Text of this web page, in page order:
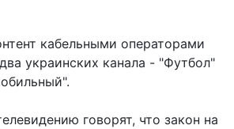
кабельными операторами
украинских канала - "Футбол"
говорят, что закон на